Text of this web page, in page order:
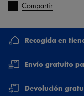
Compartir
Recogida en
Envío gratuito
Devolución